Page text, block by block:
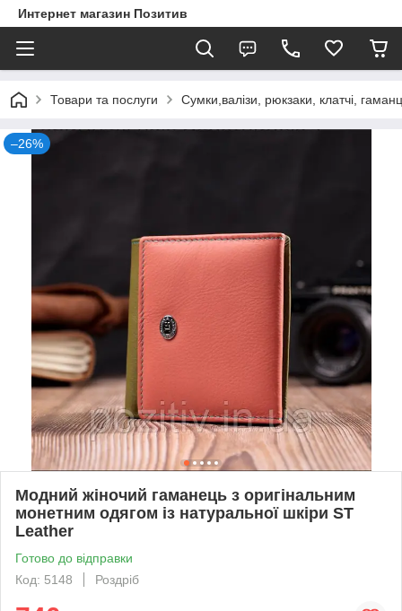
Интернет магазин Позитив
Товари та послуги Сумки,валізи, рюкзаки, клатчі,
–26%
Модний жіночий гаманець з оригінальним
монетним одягом із натуральної шкіри ST
Leather
Готово до відправки
Код: 5148
Роздріб